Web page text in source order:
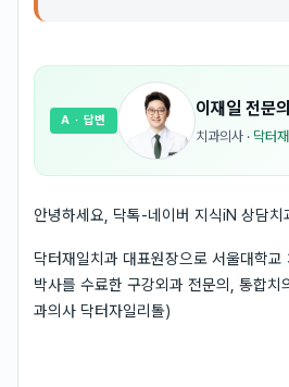
이재일 전문의
치과의사 · 닥터
A · 답변
안녕하세요, 닥톡-네이버 지식iN 상담치
닥터재일치과 대표원장으로 서울대학
박사를 수료한 구강외과 전문의, 통합치
과의사 닥터자일리톨)